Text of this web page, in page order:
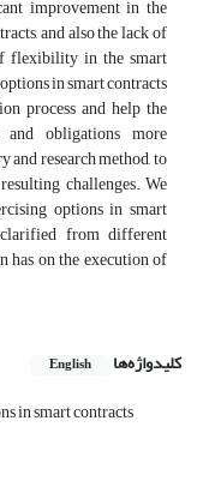
improvement in the
and also the lack of
flexibility in the smart
in smart contracts
process and help the
obligations more
research method, to
challenges. We
options in smart
from different
has on the execution of
کلیدواژه‌ها English
in smart contracts